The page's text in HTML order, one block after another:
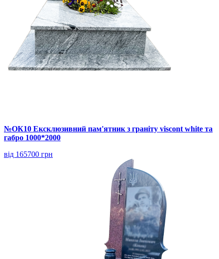
№ОК10 Ексклюзивний пам'ятник з граніту viscont white та
габро 1000*2000
від 165700 грн